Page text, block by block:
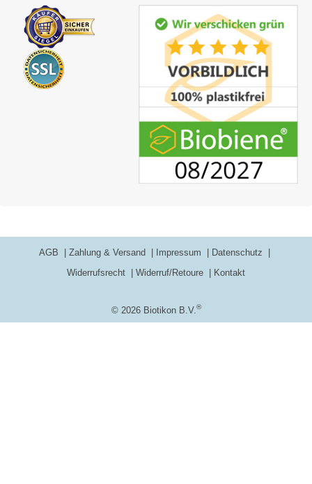
© 2026 Biotikon B.V.®
AGB Zahlung & Versand Impressum
Datenschutz
Widerrufsrecht
Widerruf/Retoure Kontakt